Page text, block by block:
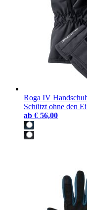
Roga IV
Schützt ohne den
ab € 56,00